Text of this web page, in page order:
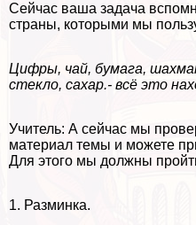
Сейчас ваша задача
страны, которыми мы
Цифры, чай, бумага,
стекло, сахар.- всё это
Учитель: А сейчас мы
материал темы и можете
Для этого мы должны
1. Разминка.